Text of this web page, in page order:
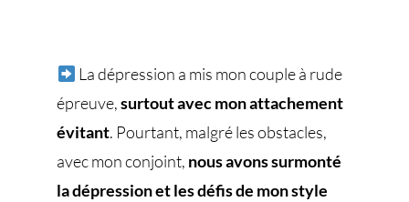
La dépression a mis mon couple à rude
épreuve,surtout avec mon attachement
évitant. Pourtant, malgré les obstacles,
avec mon conjoint, nous avons surmonté
la dépression et les défis de mon style